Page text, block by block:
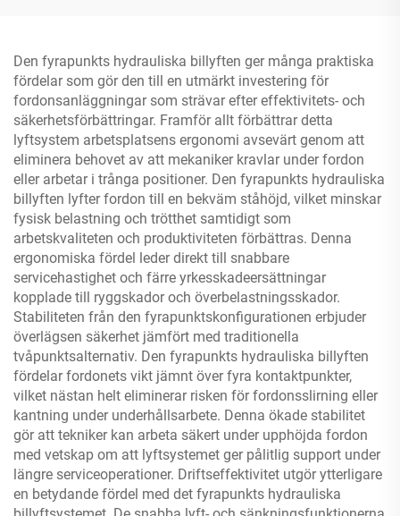
Den fyrapunkts hydrauliska billyften ger många praktiska
fördelar som gör den till en utmärkt investering för
fordonsanläggningar som strävar efter effektivitets- och
säkerhetsförbättringar. Framför allt förbättrar detta
lyftsystem arbetsplatsens ergonomi avsevärt genom att
eliminera behovet av att mekaniker kravlar under fordon
eller arbetar i trånga positioner. Den fyrapunkts hydrauliska
billyften lyfter fordon till en bekväm ståhöjd, vilket minskar
fysisk belastning och trötthet samtidigt som
arbetskvaliteten och produktiviteten förbättras. Denna
ergonomiska fördel leder direkt till snabbare
servicehastighet och färre yrkesskadeersättningar
kopplade till ryggskador och överbelastningsskador.
Stabiliteten från den fyrapunktskonfigurationen erbjuder
överlägsen säkerhet jämfört med traditionella
tvåpunktsalternativ. Den fyrapunkts hydrauliska billyften
fördelar fordonets vikt jämnt över fyra kontaktpunkter,
vilket nästan helt eliminerar risken för fordonsslirning eller
kantning under underhållsarbete. Denna ökade stabilitet
gör att tekniker kan arbeta säkert under upphöjda fordon
med vetskap om att lyftsystemet ger pålitlig support under
längre serviceoperationer. Driftseffektivitet utgör ytterligare
en betydande fördel med det fyrapunkts hydrauliska